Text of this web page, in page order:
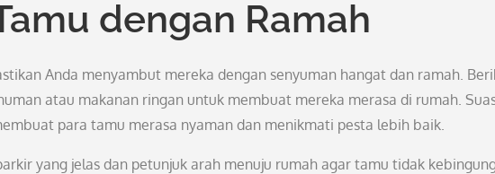
dengan Ramah
Anda menyambut mereka dengan senyuman hangat dan ramah.
atau makanan ringan untuk membuat mereka merasa di rumah.
para tamu merasa nyaman dan menikmati pesta lebih baik.
yang jelas dan petunjuk arah menuju rumah agar tamu tidak